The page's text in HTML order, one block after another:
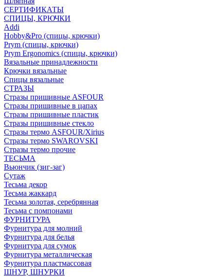
СЕРТИФИКАТЫ
СПИЦЫ, КРЮЧКИ
Addi
Hobby&Pro (спицы, крючки)
Prym (спицы, крючки)
Prym Ergonomics (спицы, крючки)
Вязальные принадлежности
Крючки вязальные
Спицы вязальные
СТРАЗЫ
Стразы пришивные ASFOUR
Стразы пришивные в цапах
Стразы пришивные пластик
Стразы пришивные стекло
Стразы термо ASFOUR/Xirius
Стразы термо SWAROVSKI
Стразы термо прочие
ТЕСЬМА
Вьюнчик (зиг-заг)
Сутаж
Тесьма декор
Тесьма жаккард
Тесьма золотая, серебрянная
Тесьма с помпонами
ФУРНИТУРА
Фурнитура для молний
Фурнитура для белья
Фурнитура для сумок
Фурнитура металлическая
Фурнитура пластмассовая
ШНУР, ШНУРКИ